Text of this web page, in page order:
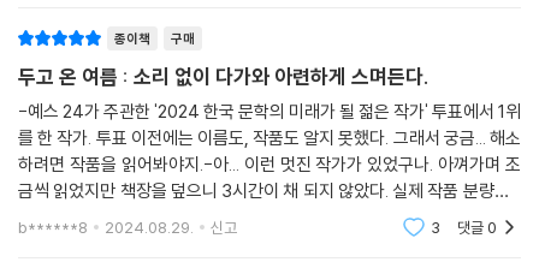
자가 운영하는 것으로 추정되는 중식당에 찾아간 것이다. 긴 시간이 지나
고 이제 “묵은 감정들이 사라진 자리에 희미한 부채감”(97면)만 남아, 오
히려 반갑고 은근히 그리운 마음이 들어 찾아간 그곳에서 기하는 예전과
비슷하면서도 많이 달라진 재하의 모습, 더이상 세상에 없는 이의 소식, 아
버지에 대해 몰랐던 사실까지 맞닥뜨리게 된다. 혼란스러우면서도 씁쓸한
재회 속에서 기하와 재하는 한때 기하 아버지가 즐겨 찾던 출사지이자 그
들 가족의 나들이 장소였던 인릉을 산책하며 그간의 사연을 더듬더듬 나눈
종이책 구매
두고 온 여름 : 소리 없이 다가와 아련하게 스며든다.
-예스 24가 주관한 '2024 한국 문학의 미래가 될 젊은 작가' 투표에서 1위
를 한 작가. 투표 이전에는 이름도, 작품도 알지 못했다. 그래서 궁금... 해소
하려면 작품을 읽어봐야지.-아... 이런 멋진 작가가 있었구나. 아껴가며 조
금씩 읽었지만 책장을 덮으니 3시간이 채 되지 않았다. 실제 작품 분량이 1
40쪽이 되지 않으니... 하지만 책장을 덮은 이후에도 밀려오는 여운이 적
b******8 2024.08.29. 신고 3 댓글0